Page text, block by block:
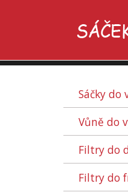
Sáčky do
Vůně do
Filtry do
Filtry do